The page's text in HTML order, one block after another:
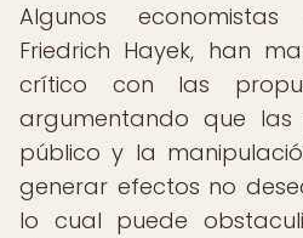
Algunos
Friedrich Hayek, han
crítico con las
argumentando que
público y la
generar efectos no
lo cual puede